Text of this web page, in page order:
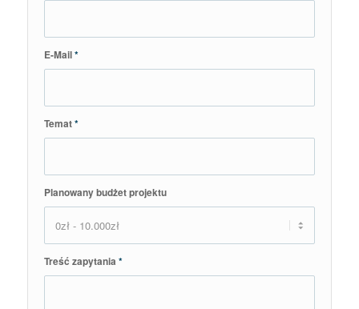
E-Mail*
Temat*
Planowany budżet projektu
Treść zapytania *